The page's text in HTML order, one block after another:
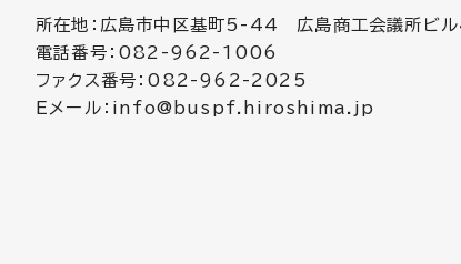
所在地：広島市中区基町5-44 広島商工会議所ビ
電話番号：082-962-1006
ファクス番号：082-962-2025
Eメール： info@buspf.hiroshima.jp